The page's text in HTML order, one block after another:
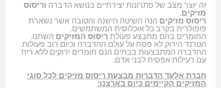
זה יוצר מצב של פתרונות יצירתיים בנושא הדברה וריסוס
מזיקים.
ריסוס מזיקים הנה השיטה הישנה והטובה אשר נשארת
פופולרית בקרב כל אוכלוסית המשתמשים.
החומרים בהם מתבצע פעולת ריסוס המזיקים השתנו.
הטרנד הירוק לא פסח על עולם ההדברה וכיום רוב פעולות
ההדברה המתבצעות בבתים הנם חומרים ירוקים ללא ריח
עם רעילות אפסית לבני אדם.
חברת אלעד הדברות מבצעת ריסוס מזיקים לכל סוגי
המזיקים הקיימים כיום בארצנו: